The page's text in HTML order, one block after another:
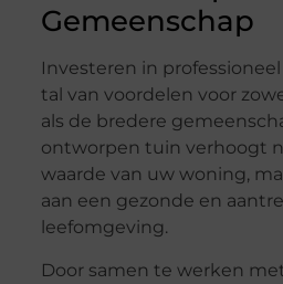
Gemeenschap
Investeren in
tal van voordelen voor
als de bredere
ontworpen tuin verhoogt
waarde van uw woning,
aan een gezonde en
leefomgeving.
Door samen te werken